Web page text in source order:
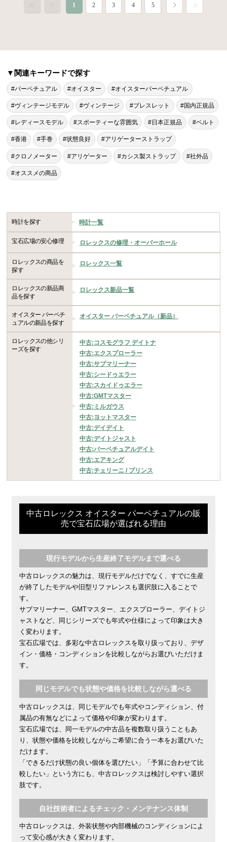
1 2 3 4 5
▼関連キーワードで探す
#パーペチュアル #オイスター #オイスターパーペチュアル
#ヴィンテージモデル #ヴィンテージ #ブレスレット #国内正規品
#レディースモデル #スポーティーな雰囲気 #日本正規品 #ベルト
#香港 #手巻 #状態良好 #アリゲーターストラップ
#クロノメーター #アリゲーター #カシス製ストラップ #社外品
#オススメの商品
時計を探す 時計一覧
宝石広場の安心修理 ロレックスの修理・オーバーホール
ロレックスの商品を
探す
ロレックス一覧
ロレックスの新品商
品を探す
ロレックス新品一覧
オイスター パーペチ
ュアルの新品を探す
オイスター パーペチュアル（新品）
ロレックスの他シリ
ーズを探す
中古:コスモグラフ デイトナ
中古:エクスプローラー
中古:サブマリーナー
中古:シードゥエラー
中古:スカイドゥエラー
中古:GMTマスター
中古:ミルガウス
中古:ヨットマスター
中古:デイデイト
中古:デイトジャスト
中古:パーペチュアルデイト
中古:エアキング
中古:チェリーニ / プリンス
中古ロレックス オイスター パーペチュアルの販
売で宝石広場が選ばれる理由
現行モデルから生産終了モデルまで選べる
中古ロレックスの魅力は、現行モデルだけでなく、すでに生産
が終了したモデルや旧型リファレンスも選択肢に入ることで
す。
サブマリーナー、GMTマスター、エクスプローラー、デイトジ
ャストなど、同じシリーズでも年式や仕様によって印象は大き
く変わります。
宝石広場では、多彩な中古ロレックスを取り扱っており、デザ
イン・価格・コンディションを比較しながらお選びいただけま
す。
同じモデルでも状態や価格を比較しながら選べる
中古ロレックスは、同じモデルでも年式やコンディション、付
属品の有無などによって価格や印象が変わります。
宝石広場では、同一モデルの中古品を複数取り扱うこともあ
り、状態や価格を比較しながらご希望に合う一本をお選びいた
だけます。
「できるだけ状態の良い個体を選びたい」「予算に合わせて比
較したい」という方にも、中古ロレックスは検討しやすい選択
肢です。
自社技術者によるチェック・メンテナンス体制
中古ロレックスは、外装状態や内部機械のコンディションによ
って安心感が大きく変わります。